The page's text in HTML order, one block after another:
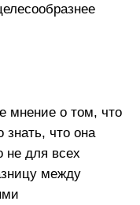
мнение о том, что
знать, что она
не для всех
между